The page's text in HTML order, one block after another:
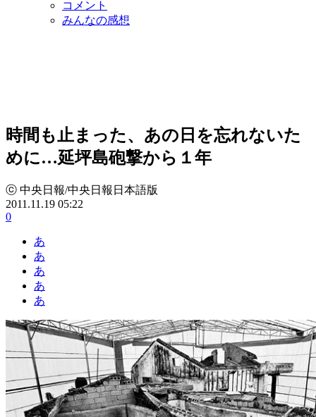
コメント
みんなの感想
時間も止まった、あの日を忘れないた
めに…延坪島砲撃から１年
ⓒ 中央日報/中央日報日本語版
2011.11.19 05:22
0
あ
あ
あ
あ
あ